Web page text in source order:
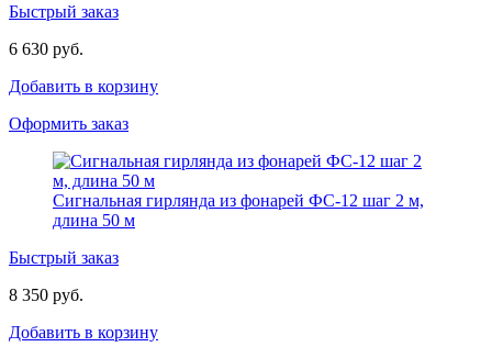
Быстрый заказ
6 630 руб.
Добавить в корзину
Оформить заказ
Сигнальная гирлянда из фонарей ФС-12 шаг 2 м,
длина 50 м
Быстрый заказ
8 350 руб.
Добавить в корзину